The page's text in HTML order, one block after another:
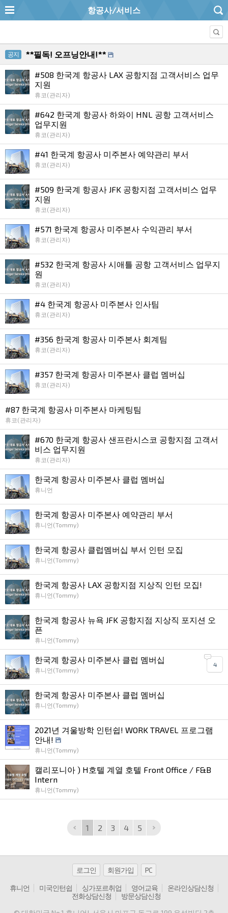
항공사/서비스
공지 **필독! 오프닝안내!**
#508 한국계 항공사 LAX 공항지점 고객서비스 업무
지원
휴코(관리자)
#642 한국계 항공사 하와이 HNL 공항 고객서비스
업무지원
휴코(관리자)
#41 한국계 항공사 미주본사 예약관리 부서
휴코(관리자)
#509 한국계 항공사 JFK 공항지점 고객서비스 업무
지원
휴코(관리자)
#571 한국계 항공사 미주본사 수익관리 부서
휴코(관리자)
#532 한국계 항공사 시애틀 공항 고객서비스 업무지
원
휴코(관리자)
#4 한국계 항공사 미주본사 인사팀
휴코(관리자)
#356 한국계 항공사 미주본사 회계팀
휴코(관리자)
#357 한국계 항공사 미주본사 클럽 멤버십
휴코(관리자)
#87 한국계 항공사 미주본사 마케팅팀
휴코(관리자)
#670 한국계 항공사 샌프란시스코 공항지점 고객서
비스 업무지원
휴코(관리자)
한국계 항공사 미주본사 클럽 멤버십
휴니언
한국계 항공사 미주본사 예약관리 부서
휴니언(Tommy)
한국계 항공사 클럽멤버십 부서 인턴 모집
휴니언(Tommy)
한국계 항공사 LAX 공항지점 지상직 인턴 모집!
휴니언(Tommy)
한국계 항공사 뉴욕 JFK 공항지점 지상직 포지션 오
픈
휴니언(Tommy)
한국계 항공사 미주본사 클럽 멤버십
휴니언(Tommy)
4
한국계 항공사 미주본사 클럽 멤버십
휴니언(Tommy)
2021년 겨울방학 인턴쉽! WORK TRAVEL 프로그램
안내!
휴니언(Tommy)
캘리포니아 ) H호텔 계열 호텔 Front Office / F&B
Intern
휴니언(Tommy)
1 2 3 4 5
로그인 회원가입 PC
휴니언 미국인턴쉽 싱가포르취업 영어교육
온라인상담신청
전화상담신청
방문상담신청